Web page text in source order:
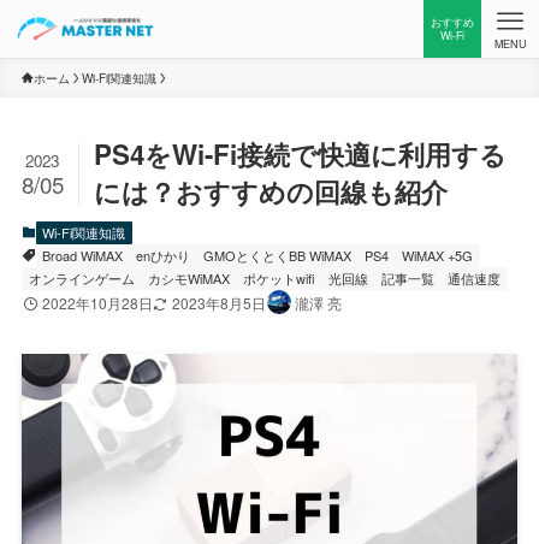
おすすめ
Wi-Fi
MENU
ホーム Wi-Fi関連知識
PS4をWi-Fi接続で快適に利用する
には？おすすめの回線も紹介
2023
8/05
Wi-Fi関連知識
Broad WiMAX
enひかり GMOとくとくBB WiMAX PS4
WiMAX +5G
オンラインゲーム
カシモWiMAX ポケットwifi 光回線 記事一覧 通信速度
2022年10月28日 2023年8月5日 瀧澤 亮